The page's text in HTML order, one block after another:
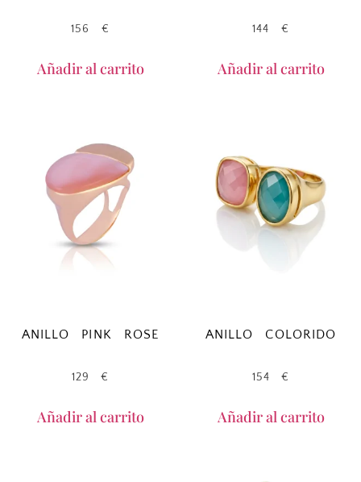
156 €
Añadir al carrito
144 €
Añadir al carrito
ANILLO PINK ROSE
129€
Añadir al carrito
ANILLO COLORIDO
154€
Añadir al carrito